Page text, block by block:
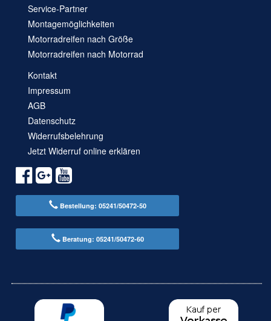
Service-Partner
Montagemöglichkeiten
Motorradreifen nach Größe
Motorradreifen nach Motorrad
Kontakt
Impressum
AGB
Datenschutz
Widerrufsbelehrung
Jetzt Widerruf online erklären
Bestellung: 05241/50472-50
Beratung: 05241/50472-60